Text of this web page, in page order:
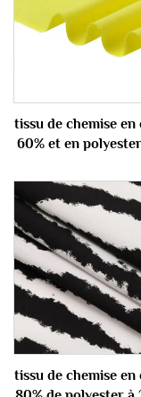
tissu de chemise en
60% et en
tissu de chemise en